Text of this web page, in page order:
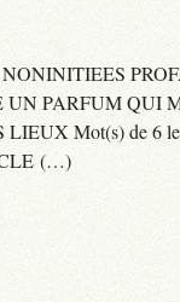
UN PARFUM
Mot(s) de
(…)